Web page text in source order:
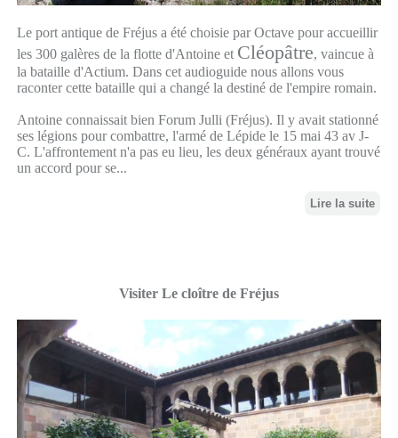
Le port antique de Fréjus a été choisie par Octave pour accueillir
les 300 galères de la flotte d'Antoine et Cléopâtre, vaincue à
la bataille d'Actium. Dans cet audioguide nous allons vous
raconter cette bataille qui a changé la destiné de l'empire romain.
Antoine connaissait bien Forum Julli (Fréjus). Il y avait stationné
ses légions pour combattre, l'armé de Lépide le 15 mai 43 av J-
C. L'affrontement n'a pas eu lieu, les deux généraux ayant trouvé
un accord pour se...
Lire la suite
Visiter Le cloître de Fréjus